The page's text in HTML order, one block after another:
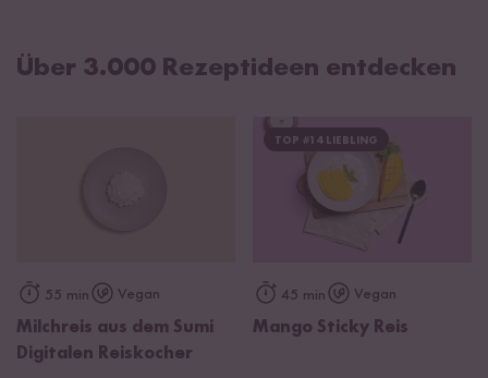
Über 3.000 Rezeptideen entdecken
55 min Vegan
Milchreis aus dem Sumi
Digitalen Reiskocher
TOP #14 LIEBLING
45 min Vegan
Mango Sticky Reis